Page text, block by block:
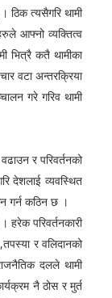
ठिक त्यसैगरि थामी
आफ्नो व्यक्तित्व
भित्रै कतै थामीका
वटा अन्तरक्रिया
गरे गरिव थामी
परिवर्तनको
देशलाई व्यवस्थित
गर्न कठिन छ ।
परिवर्तनकारी
र वलिदानको
दलले थामी
नै ठोस र मुर्त